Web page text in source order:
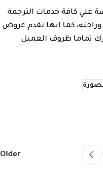
علي كافة خدمات الترجمة
كما انها تقدم عروض
تماما ظروف العميل
Older